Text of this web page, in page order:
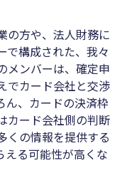
の方や、法人財務に
で構成された、我々
メンバーは、確定申
でカード会社と交渉
ん、カードの決済枠
カード会社側の判断
くの情報を提供する
える可能性が高くな